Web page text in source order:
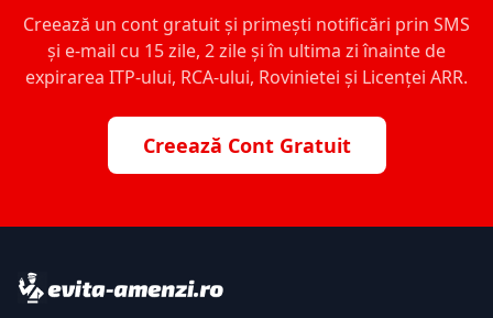
Creează un cont gratuit și primești notificări prin SMS
și e-mail cu 15 zile, 2 zile și în ultima zi înainte de
expirarea ITP-ului, RCA-ului, Rovinietei și Licenței ARR.
Creează Cont Gratuit